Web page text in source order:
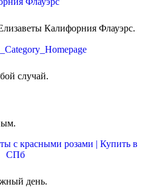
Калифорния Флауэрс.
случай.
день.